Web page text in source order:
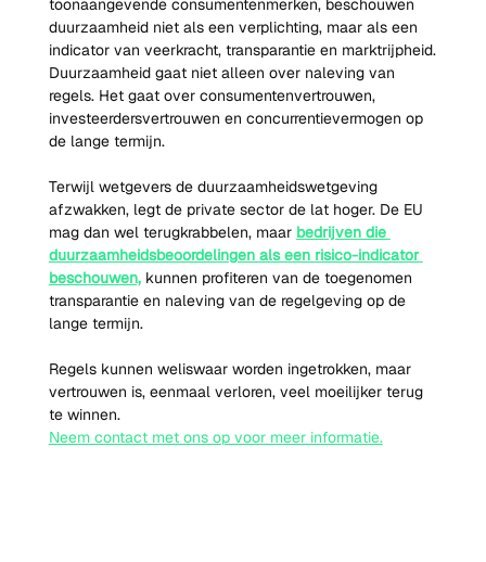
toonaangevende consumentenmerken, beschouwen
duurzaamheid niet als een verplichting, maar als een
indicator van veerkracht, transparantie en marktrijpheid.
Duurzaamheid gaat niet alleen over naleving van
regels. Het gaat over consumentenvertrouwen,
investeerdersvertrouwen en concurrentievermogen op
de lange termijn.
Terwijl wetgevers de duurzaamheidswetgeving
afzwakken, legt de private sector de lat hoger. De EU
mag dan wel terugkrabbelen, maar bedrijven die
duurzaamheidsbeoordelingen als een risico-indicator
beschouwen, kunnen profiteren van de toegenomen
transparantie en naleving van de regelgeving op de
lange termijn.
Regels kunnen weliswaar worden ingetrokken, maar
vertrouwen is, eenmaal verloren, veel moeilijker terug
te winnen.
Neem contact met ons op voor meer informatie.